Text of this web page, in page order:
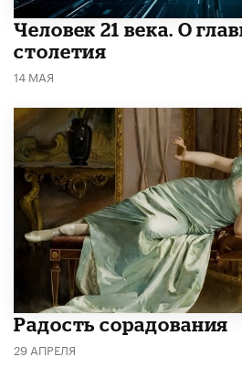
​Человек 21 века. О
столетия
14 МАЯ
Радость сорадования
29 АПРЕЛЯ